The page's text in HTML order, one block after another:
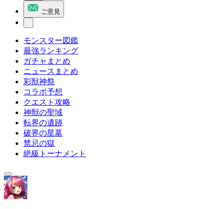
ご意見
モンスター図鑑
最強ランキング
ガチャまとめ
ニュースまとめ
彩獣神祭
コラボ予想
クエスト攻略
神獣の聖域
転界の遺跡
破界の星墓
禁忌の獄
絶級トーナメント